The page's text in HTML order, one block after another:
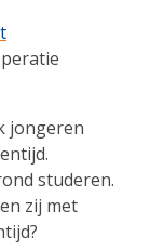
jongeren
studeren.
zij met